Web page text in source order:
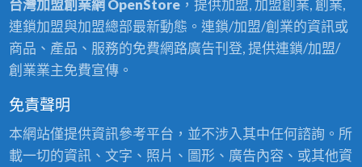
台灣加盟創業網 OpenStore，提供加盟, 加盟創業, 創業,
連鎖加盟與加盟總部最新動態。連鎖/加盟/創業的資訊或
商品、產品、服務的免費網路廣告刊登, 提供連鎖/加盟/
創業業主免費宣傳。
免責聲明
本網站僅提供資訊參考平台，並不涉入其中任何諮詢。所
載一切的資訊、文字、照片、圖形、廣告內容、或其他資